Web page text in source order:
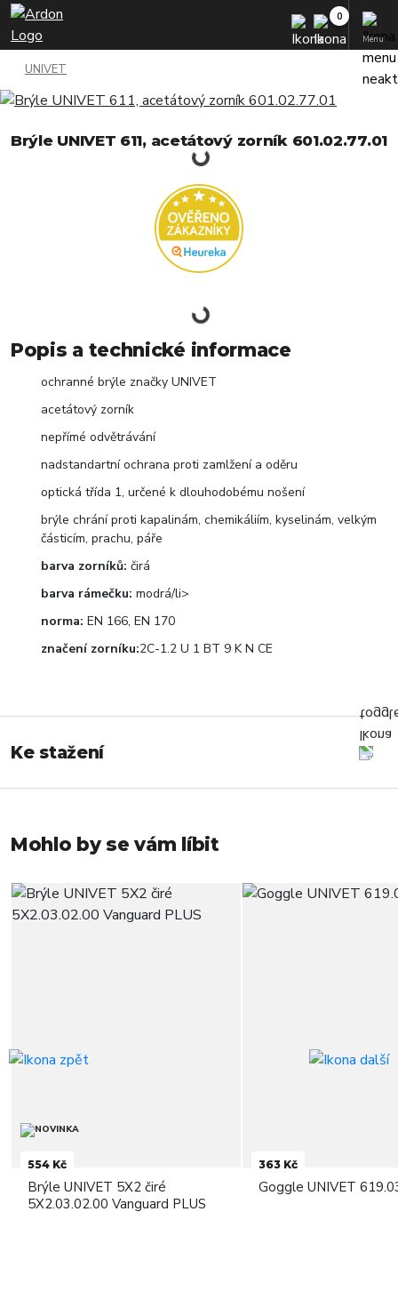
Menu
UNIVET
Brýle UNIVET 611, acetátový zorník 601.02.77.01
Popis a technické informace
ochranné brýle značky UNIVET
acetátový zorník
nepřímé odvětrávání
nadstandartní ochrana proti zamlžení a oděru
optická třída 1, určené k dlouhodobému nošení
brýle chrání proti kapalinám, chemikáliím, kyselinám, velkým
částicím, prachu, páře
barva zorníků: čirá
barva rámečku: modrá/li>
norma: EN 166, EN 170
značení zorníku:2C-1.2 U 1 BT 9 K N CE
Ke stažení
Mohlo by se vám líbit
554 Kč
Brýle UNIVET 5X2 čiré
5X2.03.02.00 Vanguard PLUS
363 Kč
Goggle UNIVET